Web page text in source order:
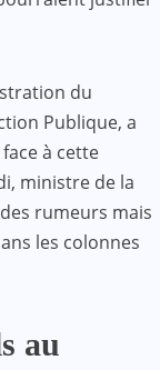
du
Publique, a
à cette
ministre de la
rumeurs mais
les colonnes
au